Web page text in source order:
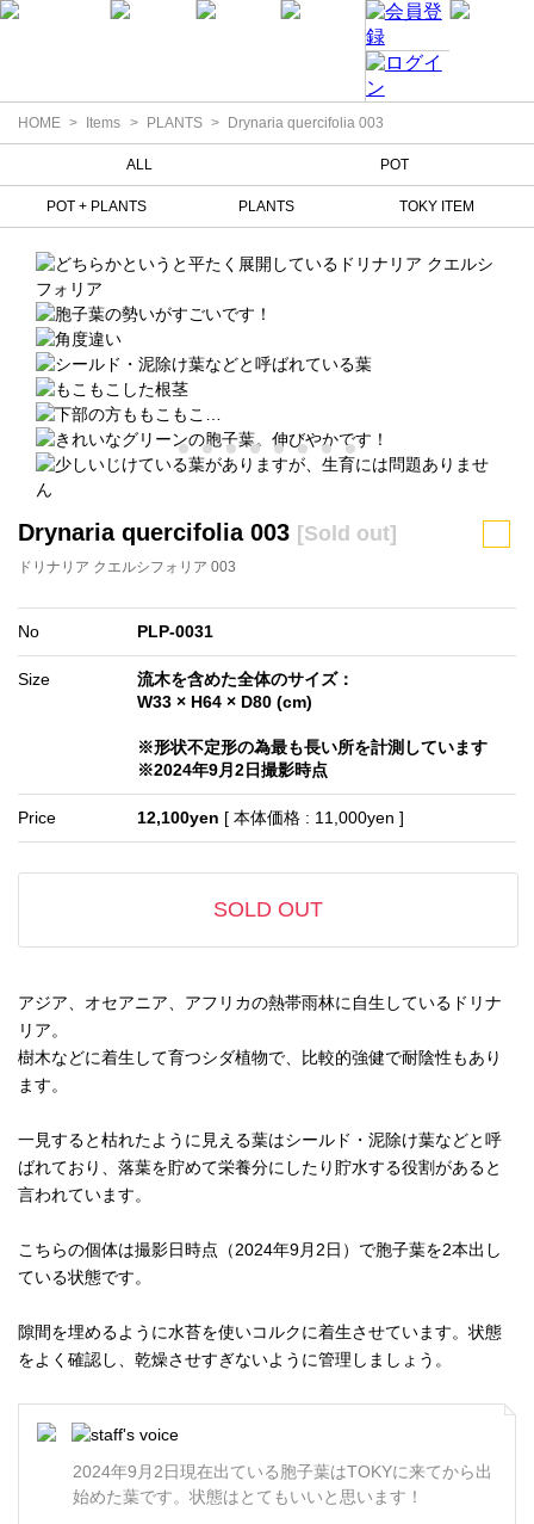
HOME Items PLANTS Drynaria quercifolia 003
ALL POT
POT + PLANTS PLANTS TOKY ITEM
Drynaria quercifolia 003 [Sold out]
ドリナリア クエルシフォリア 003
No PLP-0031
Size
流木を含めた全体のサイズ：
W33 × H64 × D80 (cm)
※形状不定形の為最も長い所を計測しています
※2024年9月2日撮影時点
Price 12,100yen [ 本体価格 : 11,000yen ]
SOLD OUT
アジア、オセアニア、アフリカの熱帯雨林に自生しているドリナ
リア。
樹木などに着生して育つシダ植物で、比較的強健で耐陰性もあり
ます。
一見すると枯れたように見える葉はシールド・泥除け葉などと呼
ばれており、落葉を貯めて栄養分にしたり貯水する役割があると
言われています。
こちらの個体は撮影日時点（2024年9月2日）で胞子葉を2本出し
ている状態です。
隙間を埋めるように水苔を使いコルクに着生させています。状態
をよく確認し、乾燥させすぎないように管理しましょう。
2024年9月2日現在出ている胞子葉はTOKYに来てから出
始めた葉です。状態はとてもいいと思います！